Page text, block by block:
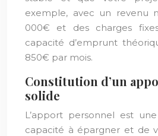
exemple, avec un revenu
000€ et des charges
capacité d’emprunt
850€ par mois.
Constitution d’un
solide
L’apport personnel est
capacité à épargner et de